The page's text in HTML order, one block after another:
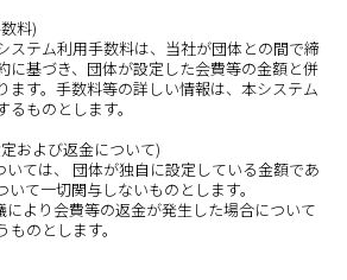
料)
ステム利用手数料は、当社が団体との間で締
に基づき、団体が設定した会費等の金額と併
ます。手数料等の詳しい情報は、本システム
ものとします。
および返金について)
いては、 団体が独自に設定している金額であ
て一切関与しないものとします。
により会費等の返金が発生した場合について
のとします。